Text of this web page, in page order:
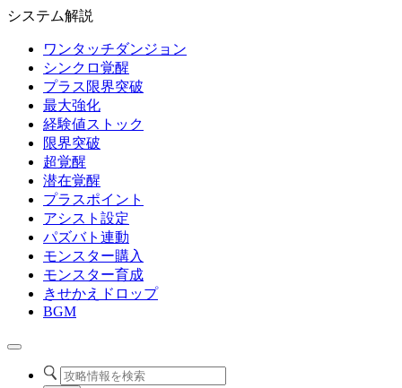
システム解説
ワンタッチダンジョン
シンクロ覚醒
プラス限界突破
最大強化
経験値ストック
限界突破
超覚醒
潜在覚醒
プラスポイント
アシスト設定
パズバト連動
モンスター購入
モンスター育成
きせかえドロップ
BGM